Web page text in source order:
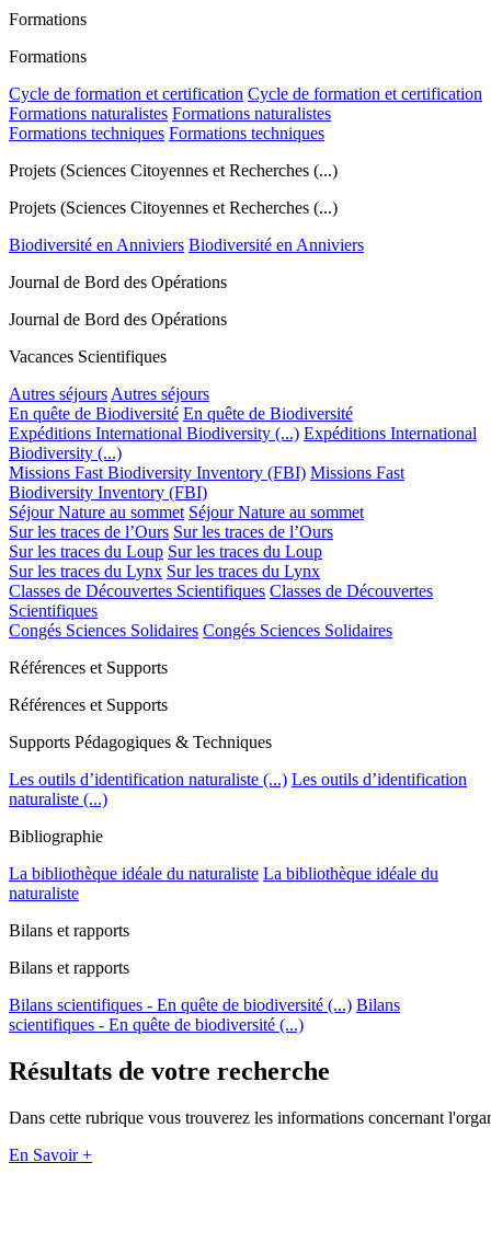
Formations
Formations
Cycle de formation et certification Cycle de formation et certification
Formations naturalistes Formations naturalistes
Formations techniques Formations techniques
Projets (Sciences Citoyennes et Recherches (...)
Projets (Sciences Citoyennes et Recherches (...)
Biodiversité en Anniviers Biodiversité en Anniviers
Journal de Bord des Opérations
Journal de Bord des Opérations
Vacances Scientifiques
Autres séjoursAutres séjours
En quête de Biodiversité En quête de Biodiversité
Expéditions International Biodiversity (...) Expéditions International
Biodiversity (...)
Missions Fast Biodiversity Inventory (FBI) Missions Fast
Biodiversity Inventory (FBI)
Séjour Nature au sommet Séjour Nature au sommet
Sur les traces de l’Ours Sur les traces de l’Ours
Sur les traces du Loup Sur les traces du Loup
Sur les traces du Lynx Sur les traces du Lynx
Classes de Découvertes Scientifiques Classes de Découvertes
Scientifiques
Congés Sciences Solidaires Congés Sciences Solidaires
Références et Supports
Références et Supports
Supports Pédagogiques & Techniques
Les outils d’identification naturaliste (...) Les outils d’identification
naturaliste (...)
Bibliographie
La bibliothèque idéale du naturaliste La bibliothèque idéale du
naturaliste
Bilans et rapports
Bilans et rapports
Bilans scientifiques - En quête de biodiversité (...) Bilans
scientifiques - En quête de biodiversité (...)
Résultats de votre recherche
Dans cette rubrique vous trouverez les informations concernant
En Savoir +